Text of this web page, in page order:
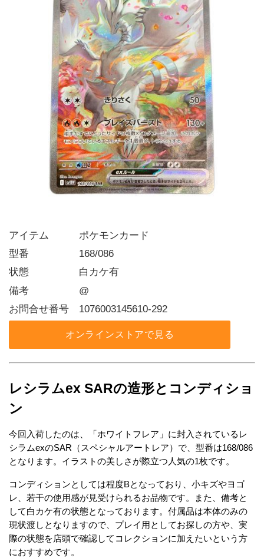
アイテム   ポケモンカード
型番     168/086
状態     白カケ有
備考     @
お問合せ番号 1076003145610-292
オンラインストアで見る
レシラムex SARの造形とコンディショ
ン
今回入荷したのは、「ホワイトフレア」に封入されているレ
シラムexのSAR（スペシャルアートレア）で、型番は168/086
となります。イラストの美しさが際立つ人気の1枚です。
コンディションとしては程度Bとなっており、小キズやヨゴ
レ、若干の使用感が見受けられるお品物です。また、備考と
して白カケ有の状態となっております。付属品は本体のみの
現状渡しとなりますので、プレイ用としてお探しの方や、実
際の状態を店頭で確認してコレクションに加えたいという方
におすすめです。